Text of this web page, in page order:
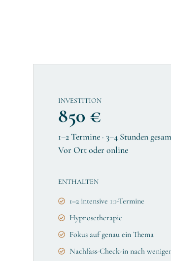
INVESTITION
850 €
1–2 Termine · 3–4 Stunden
Vor Ort oder online
ENTHALTEN
1–2 intensive 1:1-Termine
Hypnosetherapie
Fokus auf genau ein Thema
Nachfass-Check-in nach